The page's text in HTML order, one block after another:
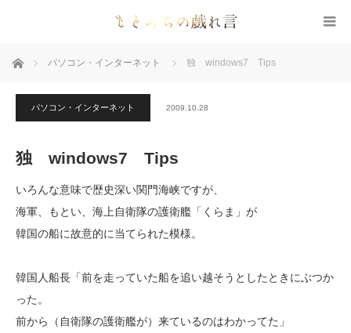
ホーム パソコン・インターネット 独 windows7 Tips
パソコン・インターネット 2009.10.28
独 windows7 Tips
いろんな意味で歴史深い関門海峡ですが、
海軍、もとい、海上自衛隊の護衛艦「くらま」が
韓国の船に故意的に当てられた模様。
韓国人船長「前を走っていた船を追い越そうとしたときにぶつか
った。
前から（自衛隊の護衛艦が）来ているのはわかってた」